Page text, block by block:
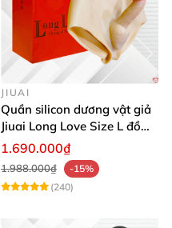
JIUAI
Quần silicon dương vật giả
Jiuai Long Love Size L đồ
chơi tình dục
1.690.000₫
1.988.000₫
-15%
(240)